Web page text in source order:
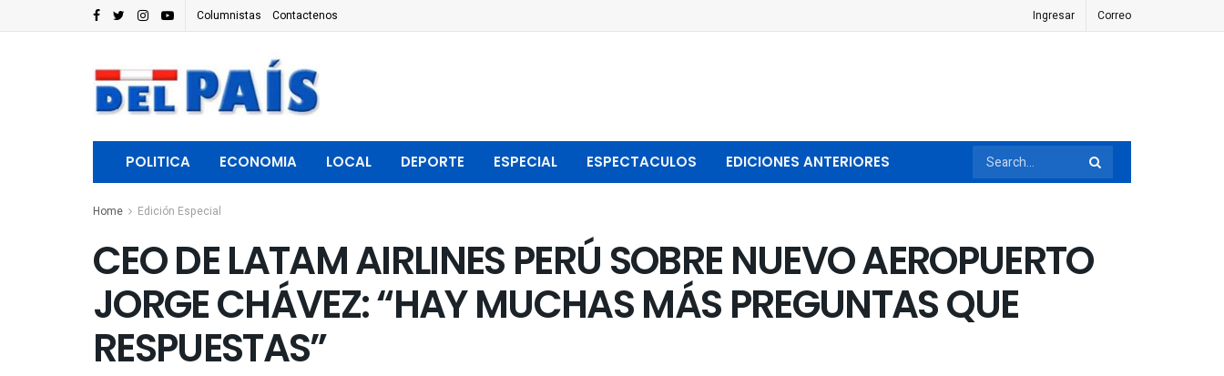
Columnistas Contactenos Ingresar Correo
POLITICA ECONOMIA LOCAL DEPORTE ESPECIAL ESPECTACULOS EDICIONES ANTERIORES
Home Edición Especial
CEO DE LATAM AIRLINES PERÚ SOBRE NUEVO AEROPUERTO
JORGE CHÁVEZ: “HAY MUCHAS MÁS PREGUNTAS QUE
RESPUESTAS”